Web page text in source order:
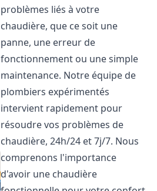
problèmes liés à votre
chaudière, que ce soit une
panne, une erreur de
fonctionnement ou une simple
maintenance. Notre équipe de
plombiers expérimentés
intervient rapidement pour
résoudre vos problèmes de
chaudière, 24h/24 et 7j/7. Nous
comprenons l'importance
d'avoir une chaudière